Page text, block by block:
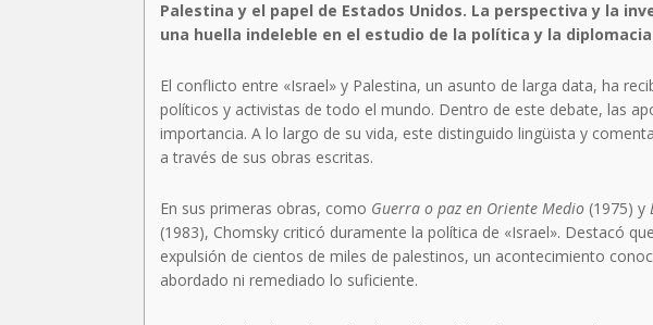
Palestina y el papel de Estados Unidos. La perspectiva y la
una huella indeleble en el estudio de la política y la
El conflicto entre «Israel» y Palestina, un asunto de larga data, ha
políticos y activistas de todo el mundo. Dentro de este debate, las
importancia. A lo largo de su vida, este distinguido lingüista y
a través de sus obras escritas.
En sus primeras obras, como Guerra o paz en Oriente Medio (1975) y
(1983), Chomsky criticó duramente la política de «Israel». Destacó
expulsión de cientos de miles de palestinos, un acontecimiento
abordado ni remediado lo suficiente.